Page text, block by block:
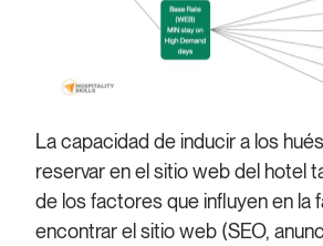
La capacidad de inducir a los
reservar en el sitio web del hotel
de los factores que influyen en la
encontrar el sitio web (SEO,